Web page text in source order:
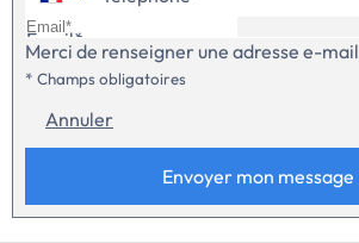
Email*
Merci de renseigner une adresse e-mail
* Champs obligatoires
Annuler
Envoyer mon message